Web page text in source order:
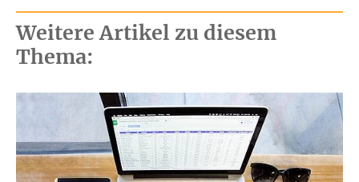
Weitere Artikel zu diesem
Thema: